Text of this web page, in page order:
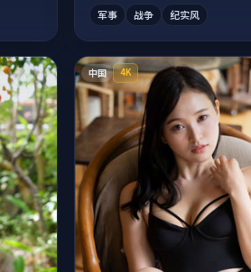
军事 战争 纪实风
中国 4K